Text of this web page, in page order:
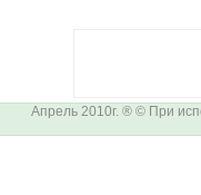
Апрель 2010г. ® © При